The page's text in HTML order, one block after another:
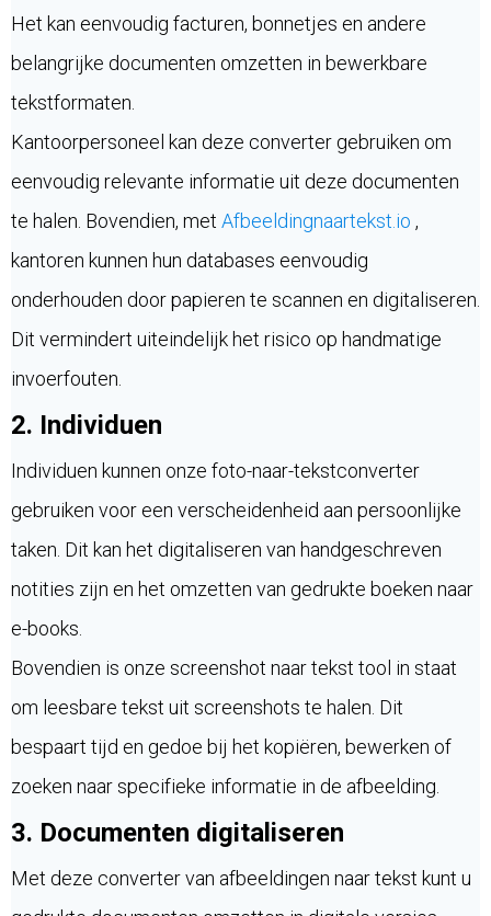
Het kan eenvoudig facturen, bonnetjes en andere
belangrijke documenten omzetten in bewerkbare
tekstformaten.
Kantoorpersoneel kan deze converter gebruiken om
eenvoudig relevante informatie uit deze documenten
te halen. Bovendien, met Afbeeldingnaartekst.io ,
kantoren kunnen hun databases eenvoudig
onderhouden door papieren te scannen en digitaliseren.
Dit vermindert uiteindelijk het risico op handmatige
invoerfouten.
2. Individuen
Individuen kunnen onze foto-naar-tekstconverter
gebruiken voor een verscheidenheid aan persoonlijke
taken. Dit kan het digitaliseren van handgeschreven
notities zijn en het omzetten van gedrukte boeken naar
e-books.
Bovendien is onze screenshot naar tekst tool in staat
om leesbare tekst uit screenshots te halen. Dit
bespaart tijd en gedoe bij het kopiëren, bewerken of
zoeken naar specifieke informatie in de afbeelding.
3. Documenten digitaliseren
Met deze converter van afbeeldingen naar tekst kunt u